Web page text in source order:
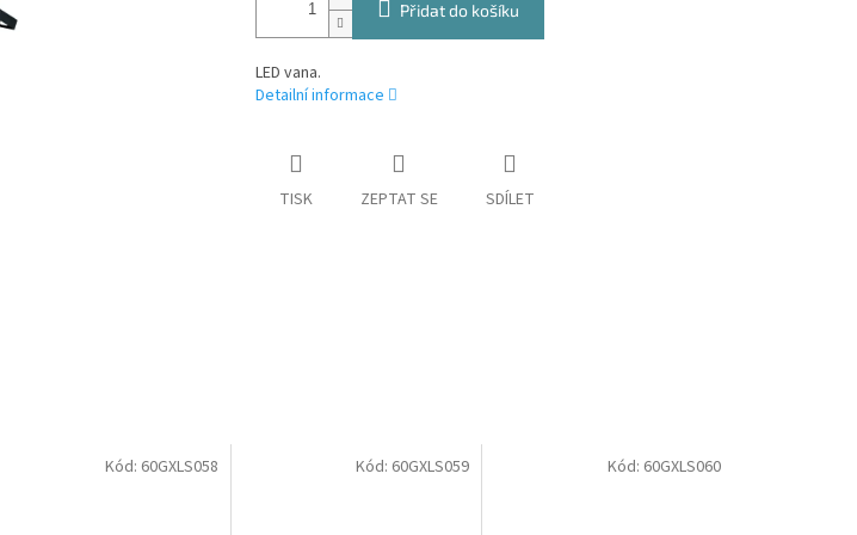
Přidat do košíku
LED vana.
Detailní informace
TISK ZEPTAT SE SDÍLET
Kód: 60GXLS058 Kód: 60GXLS059 Kód: 60GXLS060